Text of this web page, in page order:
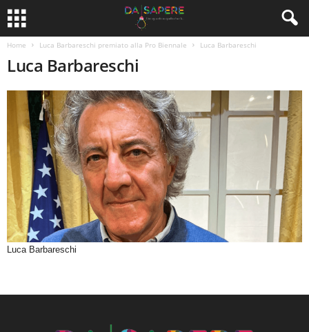
Home Luca Barbareschi premiato alla Pro Biennale Luca Barbareschi
Luca Barbareschi
Luca Barbareschi